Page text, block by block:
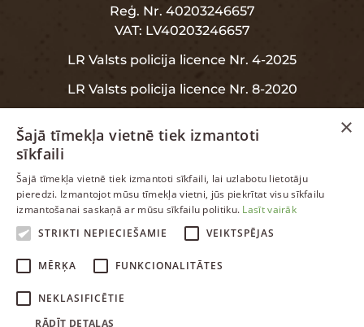
Reģ. Nr. 40203246657
VAT: LV40203246657
LR Valsts policija licence Nr. 4-2025
LR Valsts policija licence Nr. 8-2020
INFORMĀCIJA
Garantija
Datu aizsardzība
ENGLISH
×
Šajā tīmekļa vietnē tiek izmantoti
sīkfaili
Šajā tīmekļa vietnē tiek izmantoti sīkfaili, lai uzlabotu lietotāju
pieredzi. Izmantojot mūsu tīmekļa vietni, jūs piekrītat visu sīkfailu
izmantošanai saskaņā ar mūsu sīkfailu politiku. Lasīt vairāk
STRIKTI NEPIECIEŠAMIE
VEIKTSPĒJAS
MĒRĶA FUNKCIONALITĀTES
NEKLASIFICĒTIE
RĀDĪT DETAĻAS